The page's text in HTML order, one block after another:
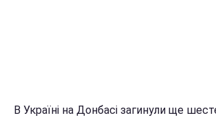
В Україні на Донбасі загинули ще